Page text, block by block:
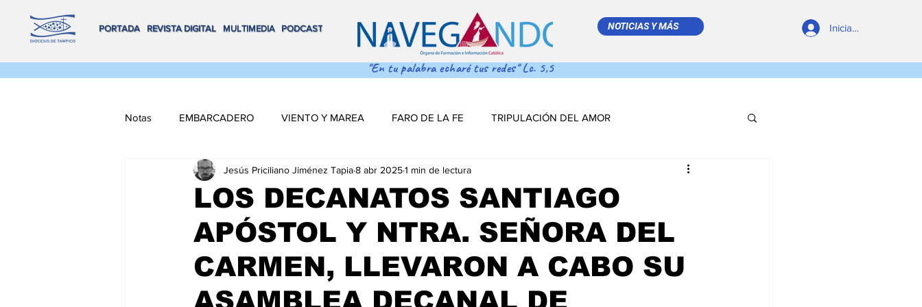
PORTADA REVISTA DIGITAL MULTIMEDIA PODCAST NOTICIAS Y MÁS Iniciar sesión
"En tu palabra echaré tus redes" Lc. 5,5
Notas EMBARCADERO VIENTO Y MAREA FARO DE LA FE TRIPULACIÓN DEL AMOR
FLOTA DE ALTAMAR REMA MAR ADENTRO SALVA VIDAS REVISTA DIGITAL
VOX POPULI COORDENADAS DE NAVEGACIÓN DESDE EL TINTERO Salva Vidas
NAVEGANDO PODCAST
LOS DECANATOS SANTIAGO
APÓSTOL Y NTRA. SEÑORA DEL
CARMEN, LLEVARON A CABO SU
ASAMBLEA DECANAL DE
Jesús Priciliano Jiménez Tapia8 abr 20251 min de lectura